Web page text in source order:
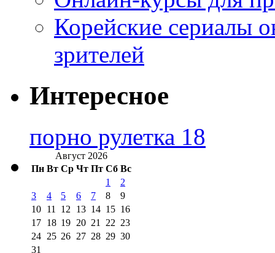
Корейские сериалы
зрителей
Интересное
порно рулетка 18
Август 2026
Пн Вт Ср Чт Пт Сб Вс
1
2
3
4 5 6 7 8
9
10 11 12 13 14 15 16
17 18 19 20 21 22 23
24 25 26 27 28 29 30
31